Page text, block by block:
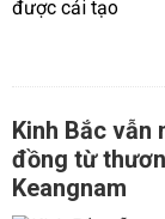
Kinh Bắc vẫn
đồng từ
Keangnam